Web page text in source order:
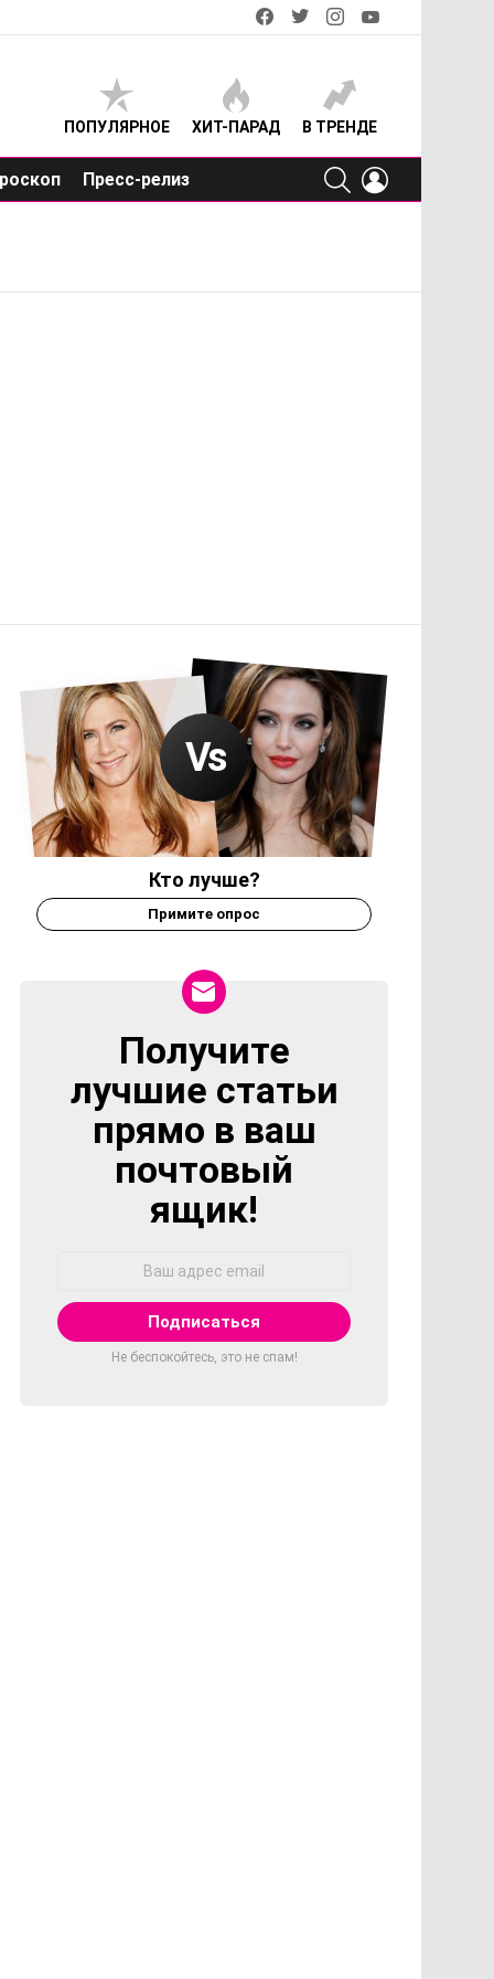
facebooktwitterinstagram
ПОПУЛЯРНОЕ ХИТ-ПАРАД В ТРЕНДЕ
Пресс-релиз
SEARCH
Кто лучше?
Примите опрос
NEWSLETTER
Получите
лучшие статьи
прямо в ваш
почтовый
ящик!
Не беспокойтесь, это не спам!